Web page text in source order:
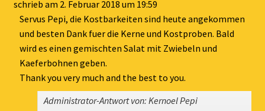
schrieb am 2. Februar 2018 um 19:59
Servus Pepi, die Kostbarkeiten sind heute angekommen
und besten Dank fuer die Kerne und Kostproben. Bald
wird es einen gemischten Salat mit Zwiebeln und
Kaeferbohnen geben.
Thank you very much and the best to you.
Administrator-Antwort von: Kernoel Pepi